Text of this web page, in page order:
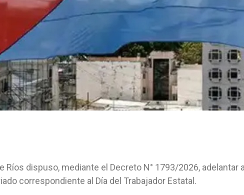
Ríos dispuso, mediante el Decreto N° 1793/2026, adelantar
correspondiente al Día del Trabajador Estatal.